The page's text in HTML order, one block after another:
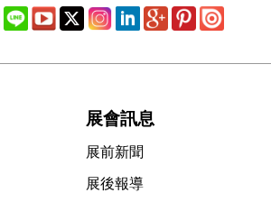
展會訊息
展前新聞
展後報導